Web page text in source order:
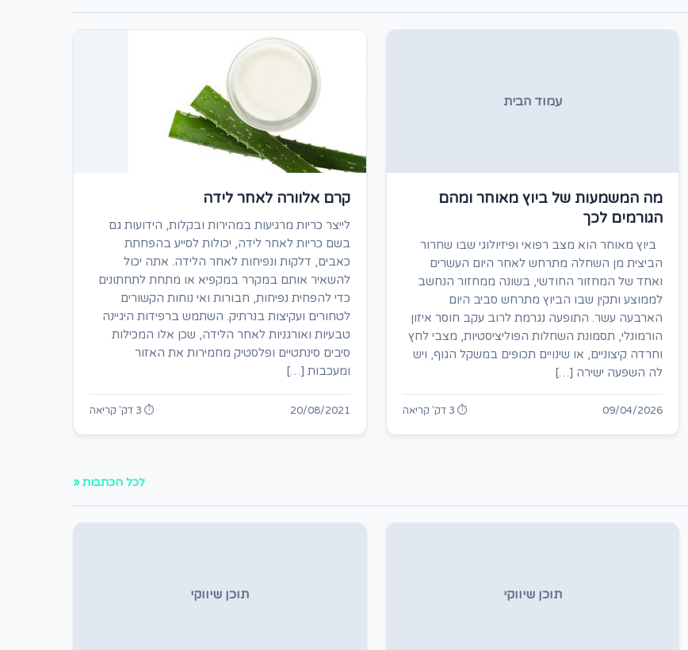
עמוד הבית
מה המשמעות של ביוץ מאוחר ומהם
הגורמים לכך
ביוץ מאוחר הוא מצב רפואי ופיזיולוגי שבו שחרור
הביצית מן השחלה מתרחש לאחר היום העשרים
ואחד של המחזור החודשי, בשונה ממחזור הנחשב
לממוצע ותקין שבו הביוץ מתרחש סביב היום
הארבעה עשר. התופעה נגרמת לרוב עקב חוסר איזון
הורמונלי, תסמונת השחלות הפוליציסטיות, מצבי לחץ
וחרדה קיצוניים, או שינויים תכופים במשקל הגוף, ויש
לה השפעה ישירה […]
09/04/2026 ⏱ 3 דק' קריאה
קרם אלוורה לאחר לידה
לייצר כריות מרגיעות במהירות ובקלות, הידועות גם
בשם כריות לאחר לידה, יכולות לסייע בהפחתת
כאבים, דלקות ונפיחות לאחר הלידה. אתה יכול
להשאיר אותם במקרר במקפיא או מתחת לתחתונים
כדי להפחית נפיחות, חבורות ואי נוחות הקשורים
לטחורים ועקיצות בנרתיק. השתמש ברפידות היגיינה
טבעיות ואורגניות לאחר הלידה, שכן אלו המכילות
סיבים סינתטיים ופלסטיק מחמירות את האזור
ומעכבות […]
20/08/2021 ⏱ 3 דק' קריאה
לכל הכתבות «
תוכן שיווקי תוכן שיווקי